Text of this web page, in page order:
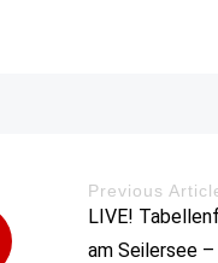
Previous
LIVE!
am Seilersee